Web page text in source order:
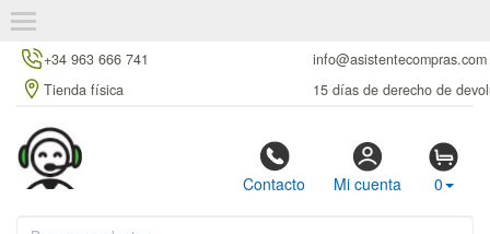
+34 963 666 741
info@asistentecompras.com
Tienda física
15 días de derecho de
Contacto Mi cuenta 0